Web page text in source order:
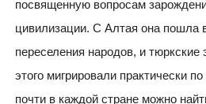
посвященную вопросам
цивилизации. С Алтая она пошла
переселения народов, и тюркские
этого мигрировали практически
почти в каждой стране можно